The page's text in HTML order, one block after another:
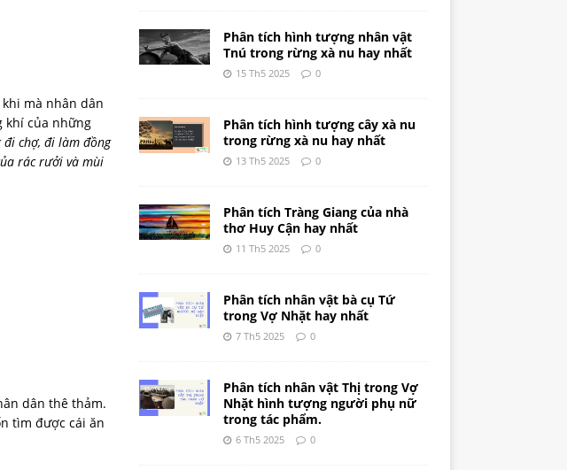
mà nhân dân
khí của những
chợ, đi làm đồng
rác rưởi và mùi
dân thê thảm.
tìm được cái ăn
Phân tích hình tượng nhân vật
Tnú trong rừng xà nu hay nhất
15 Th5 2025 0
Phân tích hình tượng cây xà nu
trong rừng xà nu hay nhất
13 Th5 2025 0
Phân tích Tràng Giang của nhà
thơ Huy Cận hay nhất
11 Th5 2025 0
Phân tích nhân vật bà cụ Tứ
trong Vợ Nhặt hay nhất
7 Th5 2025 0
Phân tích nhân vật Thị trong Vợ
Nhặt hình tượng người phụ nữ
trong tác phẩm.
6 Th5 2025 0